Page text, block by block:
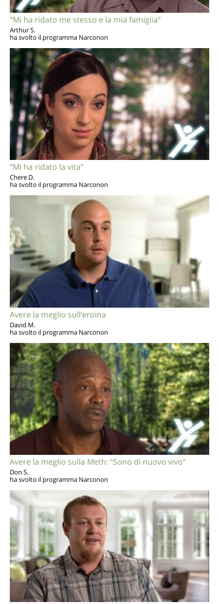
“Mi ha ridato me stesso e la mia famiglia”
Arthur S.
ha svolto il programma Narconon
“Mi ha ridato la vita”
Chere D.
ha svolto il programma Narconon
Avere la meglio sull’eroina
David M.
ha svolto il programma Narconon
Avere la meglio sulla Meth: “Sono di nuovo vivo”
Don S.
ha svolto il programma Narconon